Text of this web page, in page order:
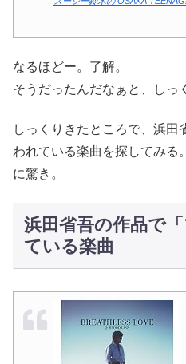
なるほどー。了解。
そうだったんだなぁと、しっ
しっくりきたところで、浜田
われている楽曲を探してみる
に驚き。
浜田省吾の作品で
ている楽曲